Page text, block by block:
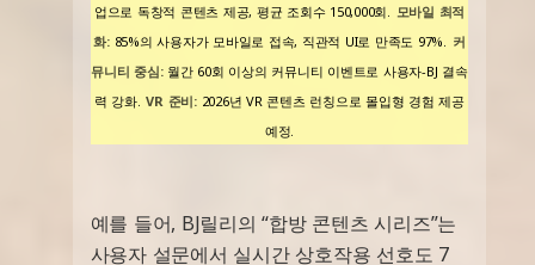
업으로 독창적 콘텐츠 제공, 평균 조회수 150,000회.
모바일 최적
화:85%의 사용자가 모바일로 접속, 직관적 UI로 만족도 97%.
커
뮤니티 중심:월간 60회 이상의 커뮤니티 이벤트로 사용자-BJ 결속
력 강화. VR 준비:2026년 VR 콘텐츠 런칭으로 몰입형 경험 제공
예정.
예를 들어, BJ릴리의 “합방 콘텐츠 시리즈”는
사용자 설문에서 실시간 상호작용 선호도 7